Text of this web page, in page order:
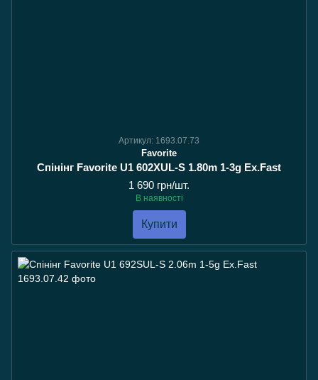
Артикул: 1693.07.73
Favorite
Спінінг Favorite U1 602XUL-S 1.80m 1-3g Ex.Fast
1 690 грн/шт.
В наявності
Купити